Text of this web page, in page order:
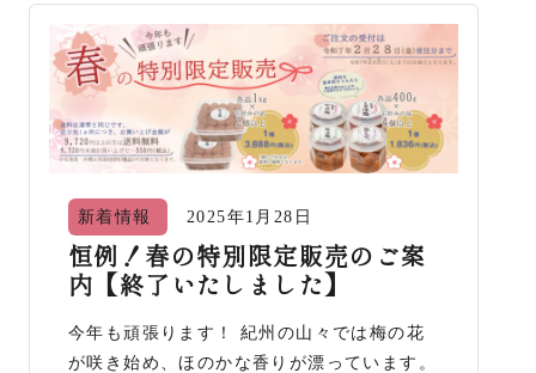
新着情報 2025年1月28日
恒例！春の特別限定販売のご案
内【終了いたしました】
今年も頑張ります！ 紀州の山々では梅の花
が咲き始め、ほのかな香りが漂っています。